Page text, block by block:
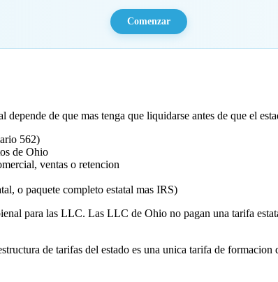
Comenzar
de que mas tenga que liquidarse antes de que el
562)
de Ohio
ventas o retencion
o paquete completo estatal mas IRS)
para las LLC. Las LLC de Ohio no pagan una tarifa
de tarifas del estado es una unica tarifa de